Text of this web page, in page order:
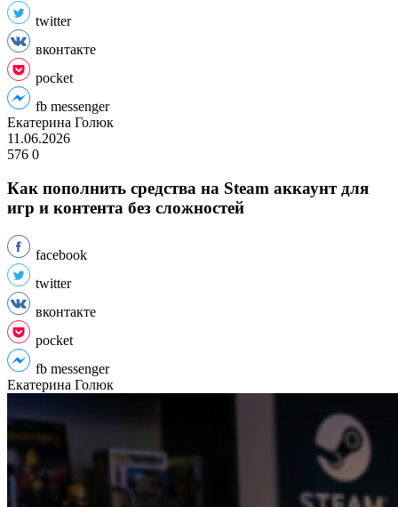
twitter
вконтакте
pocket
fb messenger
Екатерина Голюк
11.06.2026
576 0
Как пополнить средства на Steam аккаунт для
игр и контента без сложностей
facebook
twitter
вконтакте
pocket
fb messenger
Екатерина Голюк